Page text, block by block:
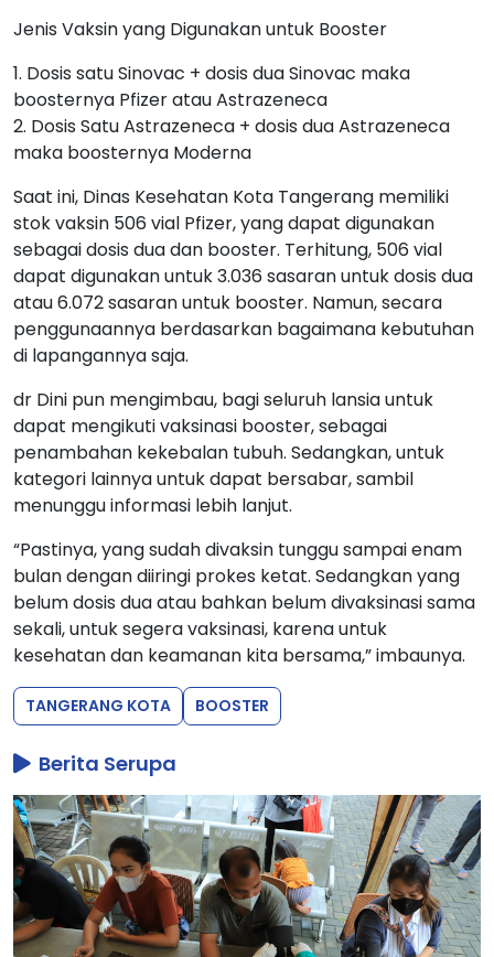
Jenis Vaksin yang Digunakan untuk Booster
1. Dosis satu Sinovac + dosis dua Sinovac maka
boosternya Pfizer atau Astrazeneca
2. Dosis Satu Astrazeneca + dosis dua Astrazeneca
maka boosternya Moderna
Saat ini, Dinas Kesehatan Kota Tangerang memiliki
stok vaksin 506 vial Pfizer, yang dapat digunakan
sebagai dosis dua dan booster. Terhitung, 506 vial
dapat digunakan untuk 3.036 sasaran untuk dosis dua
atau 6.072 sasaran untuk booster. Namun, secara
penggunaannya berdasarkan bagaimana kebutuhan
di lapangannya saja.
dr Dini pun mengimbau, bagi seluruh lansia untuk
dapat mengikuti vaksinasi booster, sebagai
penambahan kekebalan tubuh. Sedangkan, untuk
kategori lainnya untuk dapat bersabar, sambil
menunggu informasi lebih lanjut.
“Pastinya, yang sudah divaksin tunggu sampai enam
bulan dengan diiringi prokes ketat. Sedangkan yang
belum dosis dua atau bahkan belum divaksinasi sama
sekali, untuk segera vaksinasi, karena untuk
kesehatan dan keamanan kita bersama,” imbaunya.
TANGERANG KOTA BOOSTER
Berita Serupa